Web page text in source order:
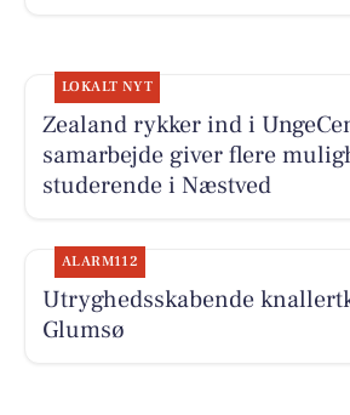
LOKALT NYT
Zealand rykker ind i
samarbejde giver flere
studerende i Næstved
ALARM112
Utryghedsskabende
Glumsø